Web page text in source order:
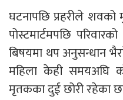
घटनापछि प्रहरीले
पोस्टमार्टमपछि
बिषयमा थप अनुसन्धान
महिला केही समयअघि
मृतकका दुई छोरी रहेका